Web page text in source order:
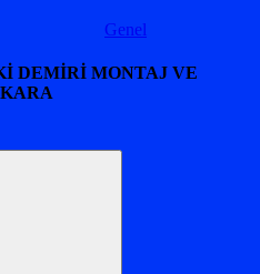
Genel
DEMİRİ MONTAJ VE